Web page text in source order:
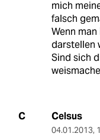
mich
falsch
Wenn
darstellen
Sind sich
C Celsus
04.01.2013,